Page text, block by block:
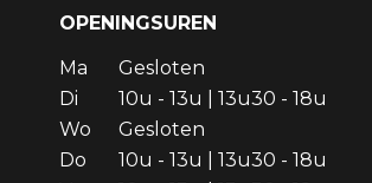
OPENINGSUREN
Ma
Gesloten
Di
10u - 13u | 13u30 - 18u
Wo
Gesloten
Do
10u - 13u | 13u30 - 18u